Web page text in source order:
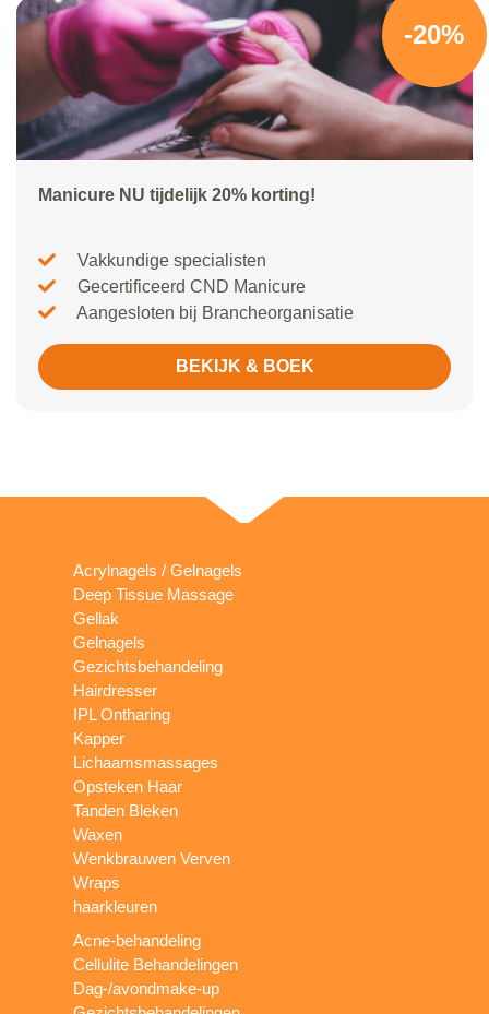
-20%
Manicure NU tijdelijk 20% korting!
Vakkundige specialisten
Gecertificeerd CND Manicure
Aangesloten bij Brancheorganisatie
BEKIJK & BOEK
Acrylnagels / Gelnagels
Deep Tissue Massage
Gellak
Gelnagels
Gezichtsbehandeling
Hairdresser
IPL Ontharing
Kapper
Lichaamsmassages
Opsteken Haar
Tanden Bleken
Waxen
Wenkbrauwen Verven
Wraps
haarkleuren
Acne-behandeling
Cellulite Behandelingen
Dag-/avondmake-up